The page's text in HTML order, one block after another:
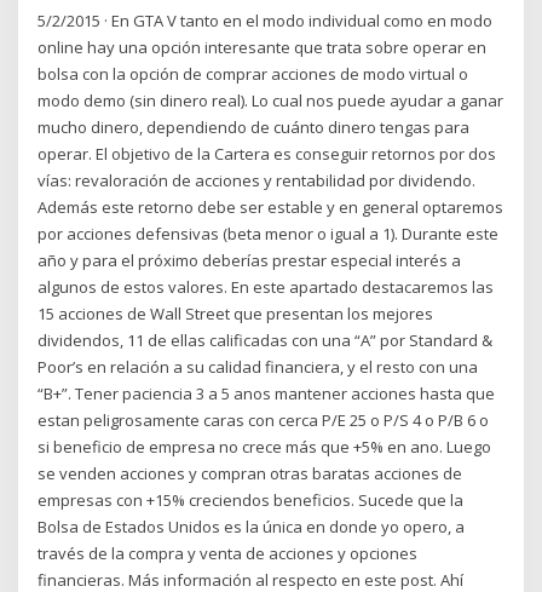
5/2/2015 · En GTA V tanto en el modo individual como en modo
online hay una opción interesante que trata sobre operar en
bolsa con la opción de comprar acciones de modo virtual o
modo demo (sin dinero real). Lo cual nos puede ayudar a ganar
mucho dinero, dependiendo de cuánto dinero tengas para
operar. El objetivo de la Cartera es conseguir retornos por dos
vías: revaloración de acciones y rentabilidad por dividendo.
Además este retorno debe ser estable y en general optaremos
por acciones defensivas (beta menor o igual a 1). Durante este
año y para el próximo deberías prestar especial interés a
algunos de estos valores. En este apartado destacaremos las
15 acciones de Wall Street que presentan los mejores
dividendos, 11 de ellas calificadas con una “A” por Standard &
Poor’s en relación a su calidad financiera, y el resto con una
“B+”. Tener paciencia 3 a 5 anos mantener acciones hasta que
estan peligrosamente caras con cerca P/E 25 o P/S 4 o P/B 6 o
si beneficio de empresa no crece más que +5% en ano. Luego
se venden acciones y compran otras baratas acciones de
empresas con +15% creciendos beneficios. Sucede que la
Bolsa de Estados Unidos es la única en donde yo opero, a
través de la compra y venta de acciones y opciones
financieras. Más información al respecto en este post. Ahí